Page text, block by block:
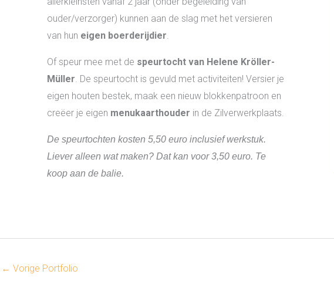
ouder/verzorger) kunnen aan de slag met het versieren
van hun eigen boerderijdier.
Of speur mee met de speurtocht van Helene Kröller-
Müller. De speurtocht is gevuld met activiteiten! Versier je
eigen houten bestek, maak een nieuw blokkenpatroon en
creëer je eigen menukaarthouder in de Zilverwerkplaats.
De speurtochten kosten 5,50 euro inclusief werkstuk.
Liever alleen wat maken? Dat kan voor 3,50 euro. Te
koop aan de balie.
← Vorige Portfolio